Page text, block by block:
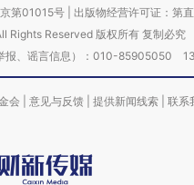
第01015号| 出版物经营许可证：第
Rights Reserved 版权所有 复制必究
报、谣言信息）：010-85905050
会 意见与反馈 提供新闻线索 联系